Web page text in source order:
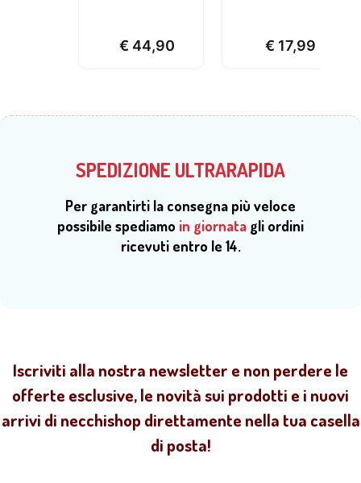
€ 44,90 € 17,99
SPEDIZIONE ULTRARAPIDA
Per garantirti la consegna più veloce
possibile spediamo in giornata gli ordini
ricevuti entro le 14.
Iscriviti alla nostra newsletter e non perdere le
offerte esclusive, le novità sui prodotti e i nuovi
arrivi di necchishop direttamente nella tua casella
di posta!